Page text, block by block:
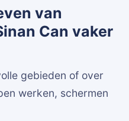
van
Can vaker
gebieden of over
werken, schermen